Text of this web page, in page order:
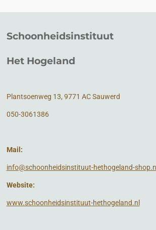
Schoonheidsinstituut
Het Hogeland
Plantsoenweg 13, 9771 AC Sauwerd
050-3061386
Mail:
info@schoonheidsinstituut-hethogeland-
Website:
www.schoonheidsinstituut-hethogeland.nl